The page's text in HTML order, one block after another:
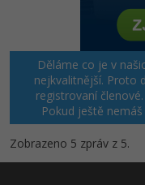
Děláme co je v
nejkvalitnější. Proto
registrovaní
Pokud ještě
Zobrazeno 5 zpráv z 5.